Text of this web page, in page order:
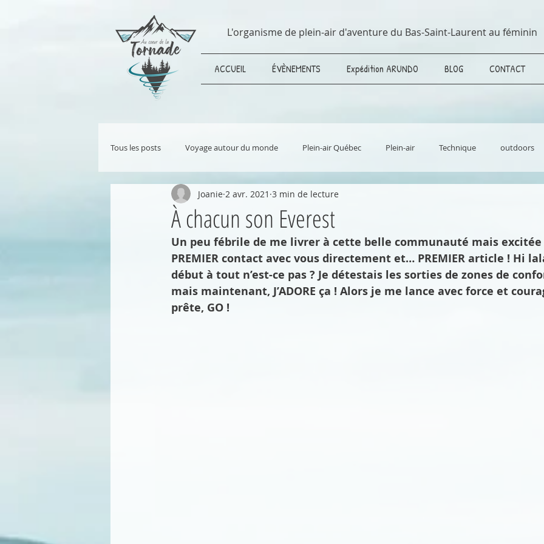
L'organisme de plein-air d'aventure du Bas-Saint-Laurent au féminin
ACCUEIL ÉVÈNEMENTS Expédition ARUNDO BLOG CONTACT
Tous les posts Voyage autour du monde Plein-air Québec Plein-air Technique outdoors
Grande randonnée en autonomie Aventure Vélo de montagne / mountain bike
Développement durable Écologie et science Fatbike MTB Outdoors Bas-Saint-
Vélo de montagne Raquettes Escalade Escalade de glace alpinisme
À chacun son Everest
Joanie 2 avr. 2021 3 min de lecture
Un peu fébrile de me livrer à cette belle communauté mais excitée
PREMIER contact avec vous directement et… PREMIER article ! Hi
début à tout n’est-ce pas ? Je détestais les sorties de zones de
mais maintenant, J’ADORE ça ! Alors je me lance avec force et
prête, GO !